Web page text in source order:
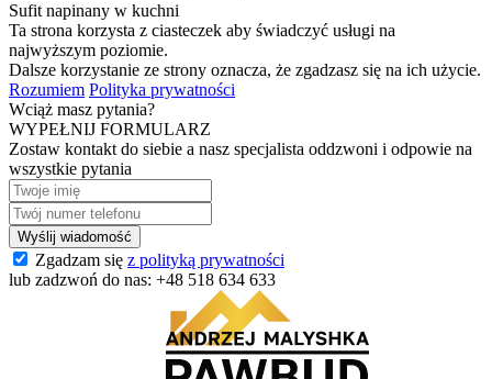
Sufit napinany w kuchni
Ta strona korzysta z ciasteczek aby świadczyć usługi na
najwyższym poziomie.
Dalsze korzystanie ze strony oznacza, że zgadzasz się na ich użycie.
Rozumiem Polityka prywatności
Wciąż masz pytania?
WYPEŁNIJ FORMULARZ
Zostaw kontakt do siebie a nasz specjalista oddzwoni i odpowie na
wszystkie pytania
Zgadzam się z polityką prywatności
lub zadzwoń do nas: +48 518 634 633